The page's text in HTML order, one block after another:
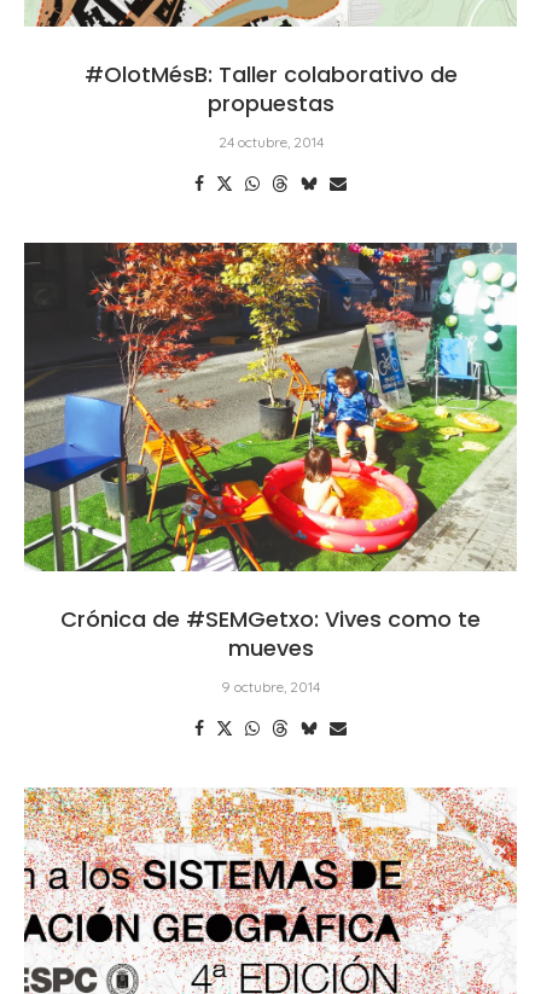
#OlotMésB: Taller colaborativo de
propuestas
24 octubre, 2014
Crónica de #SEMGetxo: Vives como te
mueves
9 octubre, 2014